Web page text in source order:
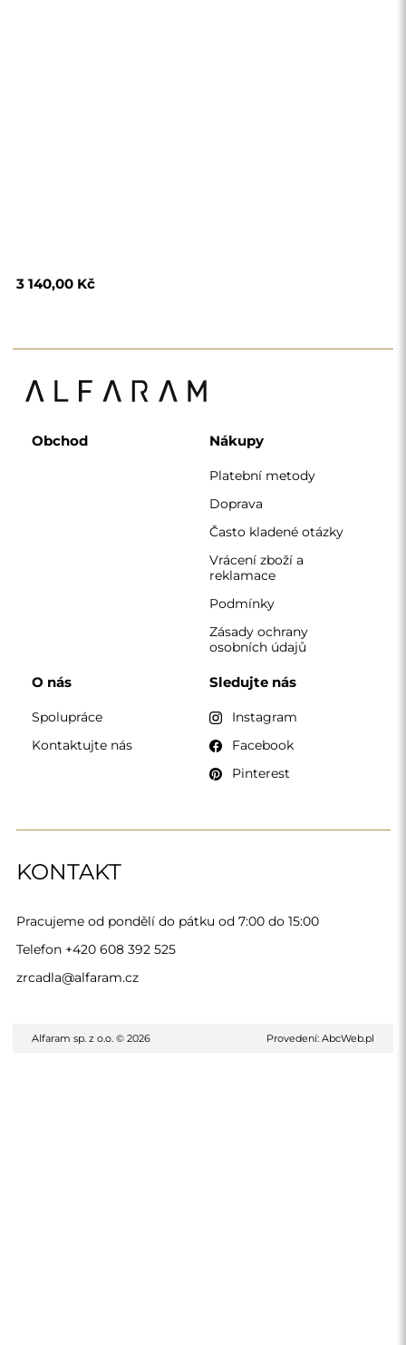
3 140,00 Kč
KONTAKT
Pracujeme od pondělí do pátku od 7:00 do 15:00
Telefon +420 608 392 525
zrcadla@alfaram.cz
Obchod Nákupy
Platební metody
Doprava
Často kladené otázky
Vrácení zboží a
reklamace
Podmínky
Zásady ochrany
osobních údajů
O nás
Spolupráce
Kontaktujte nás
Sledujte nás
Instagram
Facebook
Pinterest
Alfaram sp. z o.o. © 2026 Provedení: AbcWeb.pl